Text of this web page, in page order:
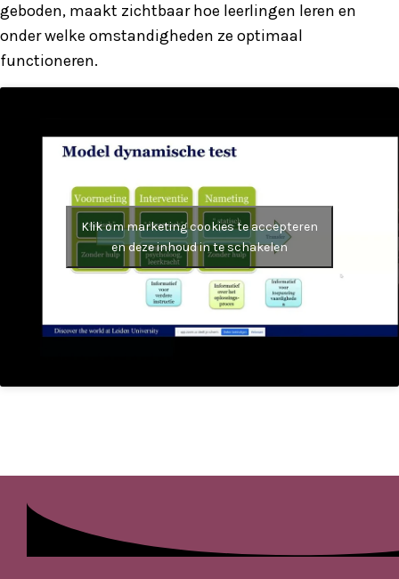
geboden, maakt zichtbaar hoe leerlingen leren en
onder welke omstandigheden ze optimaal
functioneren.
Klik om marketing cookies te accepteren
en deze inhoud in te schakelen